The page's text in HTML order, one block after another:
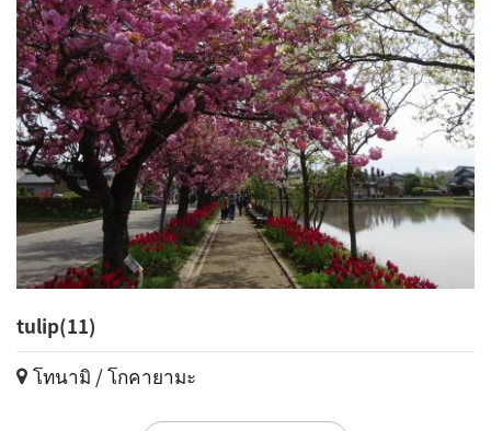
tulip(11)
โทนามิ / โกคายามะ